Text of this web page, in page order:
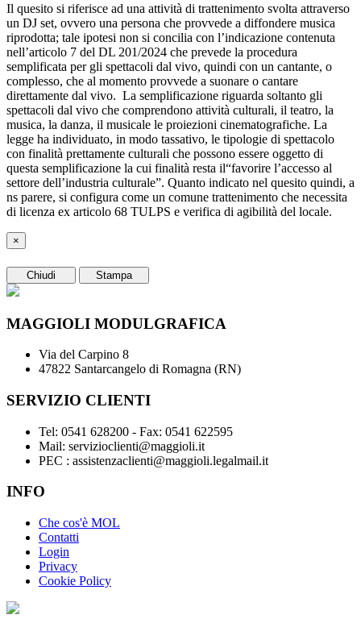
Il quesito si riferisce ad una attività di trattenimento svolta attraverso
un DJ set, ovvero una persona che provvede a diffondere musica
riprodotta; tale ipotesi non si concilia con l’indicazione contenuta
nell’articolo 7 del DL 201/2024 che prevede la procedura
semplificata per gli spettacoli dal vivo, quindi con un cantante, o
complesso, che al momento provvede a suonare o cantare
direttamente dal vivo. La semplificazione riguarda soltanto gli
spettacoli dal vivo che comprendono attività culturali, il teatro, la
musica, la danza, il musicale le proiezioni cinematografiche. La
legge ha individuato, in modo tassativo, le tipologie di spettacolo
con finalità prettamente culturali che possono essere oggetto di
questa semplificazione la cui finalità resta il“favorire l’accesso al
settore dell’industria culturale”. Quanto indicato nel quesito quindi, a
ns parere, si configura come un comune trattenimento che necessita
di licenza ex articolo 68 TULPS e verifica di agibilità del locale.
×
Chiudi Stampa
MAGGIOLI MODULGRAFICA
Via del Carpino 8
47822 Santarcangelo di Romagna (RN)
SERVIZIO CLIENTI
Tel: 0541 628200 - Fax: 0541 622595
Mail: servizioclienti@maggioli.it
PEC : assistenzaclienti@maggioli.legalmail.it
INFO
Che cos'è MOL
Contatti
Login
Privacy
Cookie Policy